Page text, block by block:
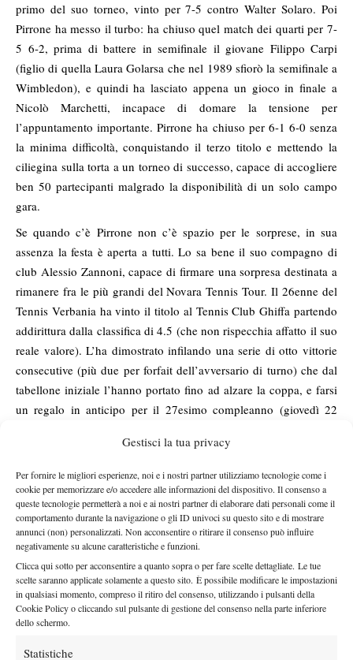
Gestisci la tua privacy
Per fornire le migliori esperienze, noi e i nostri partner utilizziamo tecnologie come i
cookie per memorizzare e/o accedere alle informazioni del dispositivo. Il consenso a
queste tecnologie permetterà a noi e ai nostri partner di elaborare dati personali come il
comportamento durante la navigazione o gli ID univoci su questo sito e di mostrare
annunci (non) personalizzati. Non acconsentire o ritirare il consenso può influire
negativamente su alcune caratteristiche e funzioni.
Clicca qui sotto per acconsentire a quanto sopra o per fare scelte dettagliate. Le tue
scelte saranno applicate solamente a questo sito. È possibile modificare le impostazioni
in qualsiasi momento, compreso il ritiro del consenso, utilizzando i pulsanti della
Cookie Policy o cliccando sul pulsante di gestione del consenso nella parte inferiore
dello schermo.
Statistiche
primo del suo torneo, vinto per 7-5 contro Walter Solaro. Poi
Pirrone ha messo il turbo: ha chiuso quel match dei quarti per 7-
5 6-2, prima di battere in semifinale il giovane Filippo Carpi
(figlio di quella Laura Golarsa che nel 1989 sfiorò la semifinale a
Wimbledon), e quindi ha lasciato appena un gioco in finale a
Nicolò Marchetti, incapace di domare la tensione per
l’appuntamento importante. Pirrone ha chiuso per 6-1 6-0 senza
la minima difficoltà, conquistando il terzo titolo e mettendo la
ciliegina sulla torta a un torneo di successo, capace di accogliere
ben 50 partecipanti malgrado la disponibilità di un solo campo
gara.
Se quando c’è Pirrone non c’è spazio per le sorprese, in sua
assenza la festa è aperta a tutti. Lo sa bene il suo compagno di
club Alessio Zannoni, capace di firmare una sorpresa destinata a
rimanere fra le più grandi del Novara Tennis Tour. Il 26enne del
Tennis Verbania ha vinto il titolo al Tennis Club Ghiffa partendo
addirittura dalla classifica di 4.5 (che non rispecchia affatto il suo
reale valore). L’ha dimostrato infilando una serie di otto vittorie
consecutive (più due per forfait dell’avversario di turno) che dal
tabellone iniziale l’hanno portato fino ad alzare la coppa, e farsi
un regalo in anticipo per il 27esimo compleanno (giovedì 22
sia la seconda testa di serie Federico Santini (6-2 6-3 nei quarti)
sia la prima Massimo Taglione, l’unico in grado di strappargli un
set. Il favorito numero 1 è andato a un soffio dal successo, ma
Zannoni l’ha beffato sul più bello, strappandogli il tie-break del
secondo set e andando a imporsi per 4-6 7-6 6-3. Chiuse le
prime cinque tappe, il Novara Tennis Tour entra in due settimane
di fuoco, che vedranno terminare ben quattro tornei: giovedì 22
la finale dell’appuntamento del Tc La Piramide di Casalbeltrame,
nel fine settimana le finali al Tennis Novara, e domenica 2 luglio
quelle delle tappe di Oleggio (Wellness For Life) e Omegna.
RISULTATI